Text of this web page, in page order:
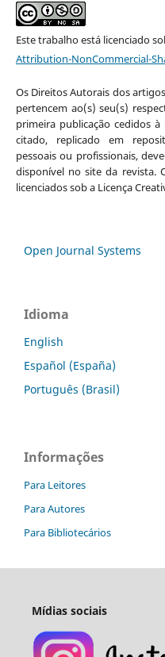
Este trabalho está licenciado
Attribution-NonCommercial-
Os Direitos Autorais dos
pertencem ao(s) seu(s)
primeira publicação cedidos
citado, replicado em
pessoais ou profissionais,
disponível no site da revista.
licenciados sob a Licença
Open Journal Systems
Idioma
English
Español (España)
Português (Brasil)
Informações
Para Leitores
Para Autores
Para Bibliotecários
Mídias sociais